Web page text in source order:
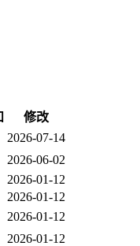
修改
2026-07-14
2026-06-02
2026-01-12
2026-01-12
2026-01-12
2026-01-12